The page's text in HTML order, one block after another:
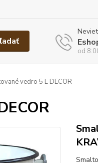
od
vedro 5 L DECOR